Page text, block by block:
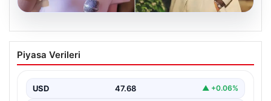
‘Yeraltı’ dizisinde şok olay! Babası suç
duyurusunda bulundu: ‘Kızımla reşit
Piyasa Verileri
USD 47.68 ▲ +0.06%